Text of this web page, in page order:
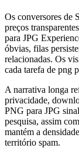
Os conversores de
preços
para JPG
óbvias, filas
relacionadas. Os
cada tarefa de png
A narrativa longa
privacidade,
PNG para JPG
pesquisa, assim
mantém a
território spam.